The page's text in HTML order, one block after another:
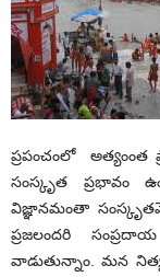
ప్రపంచంలో
సంస్కృత ప్రభావం
విజ్ఞానమంతా
ప్రజలందరి
వాడుతున్నాం. మన